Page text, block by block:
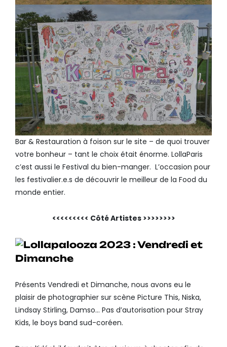
Bar & Restauration à foison sur le site – de quoi trouver
votre bonheur – tant le choix était énorme. LollaParis
c’est aussi le Festival du bien-manger. L’occasion pour
les festivalier.e.s de découvrir le meilleur de la Food du
monde entier.
<<<<<<<<< Côté Artistes >>>>>>>>
Présents Vendredi et Dimanche, nous avons eu le
plaisir de photographier sur scène Picture This, Niska,
Lindsay Stirling, Damso… Pas d’autorisation pour Stray
Kids, le boys band sud-coréen.